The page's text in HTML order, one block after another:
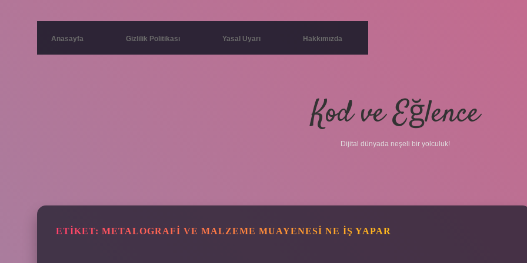
Anasayfa Gizlilik Politikası Yasal Uyarı Hakkımızda
Kod ve Eğlence
Dijital dünyada neşeli bir yolculuk!
ETIKET: METALOGRAFI VE MALZEME MUAYENESI NE IŞ YAPAR